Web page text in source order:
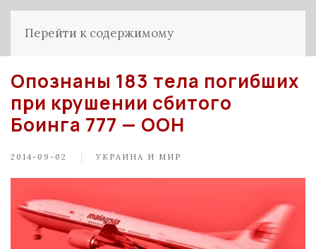
Перейти к содержимому
Опознаны 183 тела погибших
при крушении сбитого
Боинга 777 — ООН
2014-09-02 УКРАИНА И МИР